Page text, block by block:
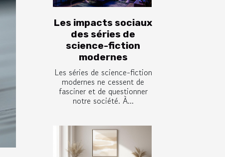
Les impacts sociaux
des séries de
science-fiction
modernes
Les séries de science-fiction
modernes ne cessent de
fasciner et de questionner
notre société. À...